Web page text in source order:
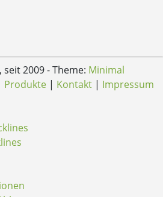
2009 - Theme: Minimal
Produkte | Kontakt | Impressum